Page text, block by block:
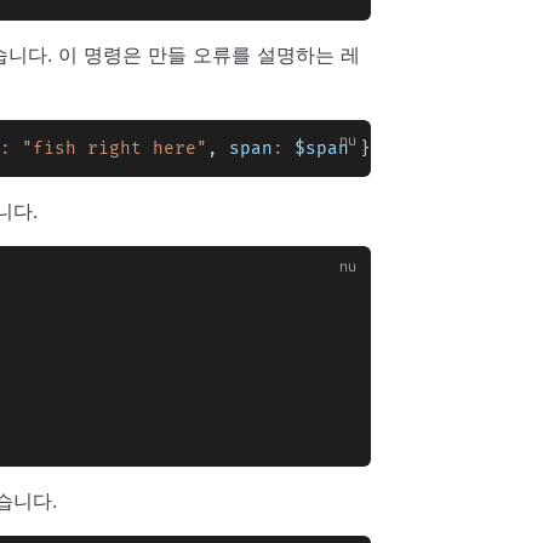
다. 이 명령은 만들 오류를 설명하는 레
: "fish right here" , span : $span } }
다.
니다.